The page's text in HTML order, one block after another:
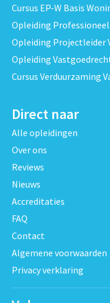
Cursus EP-W Basis
Opleiding Professioneel
Opleiding Projectleider
Opleiding
Cursus Verduurzaming
Direct naar
Alle opleidingen
Over ons
Reviews
Nieuws
Accreditaties
FAQ
Contact
Algemene voorwaarden
Privacy verklaring